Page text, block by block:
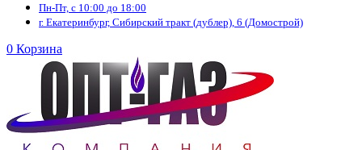
Пн-Пт, с 10:00 до 18:00
г. Екатеринбург, Сибирский тракт (дублер), 6 (Домострой)
0 Корзина